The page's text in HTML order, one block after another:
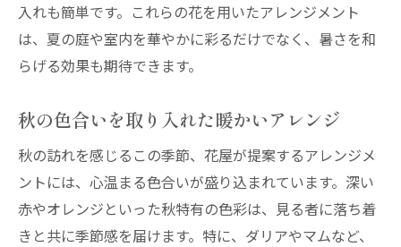
入れも簡単です。これらの花を用いたアレンジメント
は、夏の庭や室内を華やかに彩るだけでなく、暑さを和
らげる効果も期待できます。
秋の色合いを取り入れた暖かいアレンジ
秋の訪れを感じるこの季節、花屋が提案するアレンジメ
ントには、心温まる色合いが盛り込まれています。深い
赤やオレンジといった秋特有の色彩は、見る者に落ち着
きと共に季節感を届けます。特に、ダリアやマムなど、